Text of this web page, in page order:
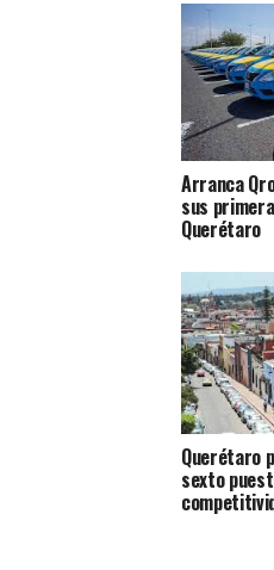
Arranca
sus
Querétaro
Querétaro
sexto